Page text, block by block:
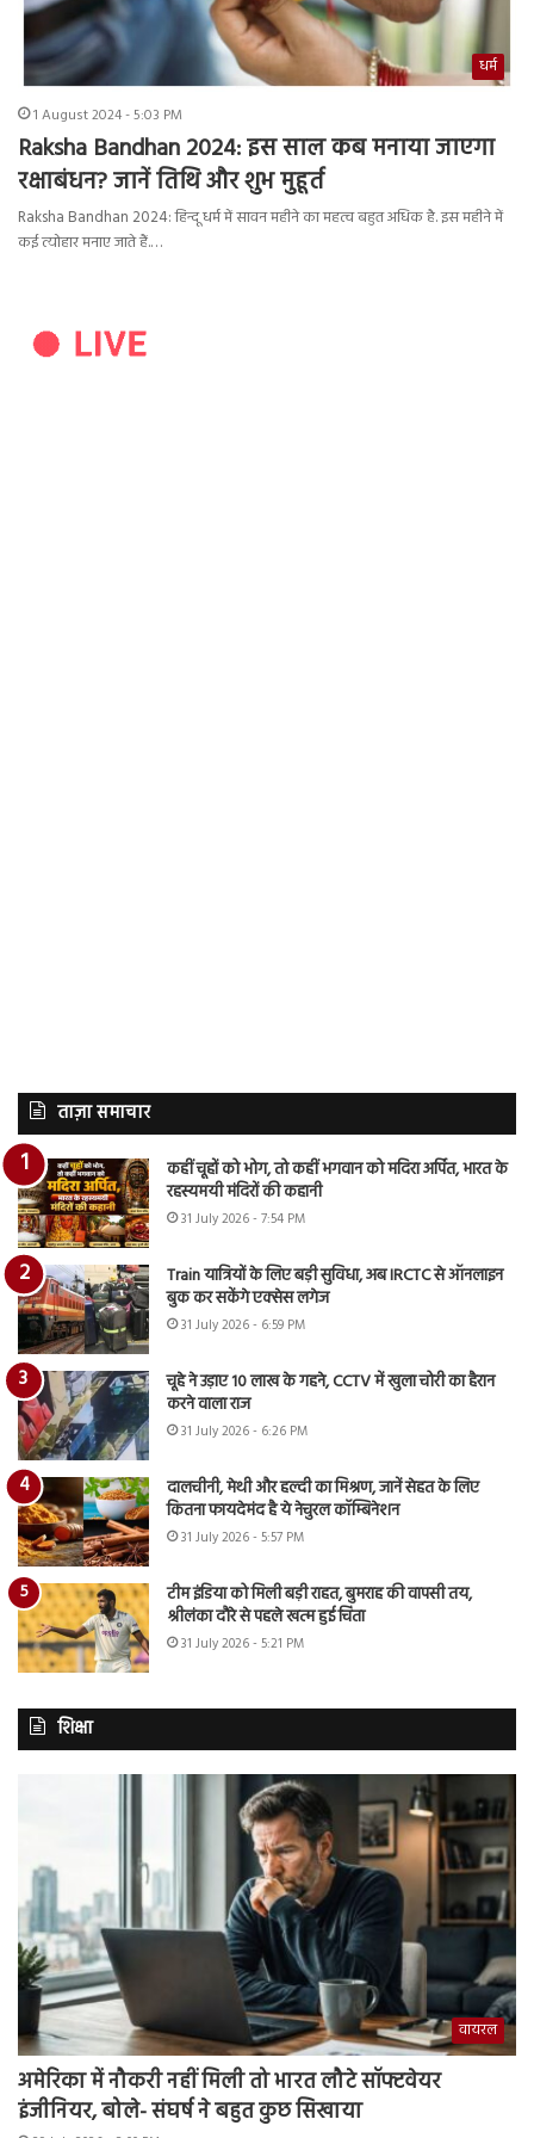
धर्म
1 August 2024 - 5:03 PM
Raksha Bandhan 2024: इस साल कब मनाया जाएगा
रक्षाबंधन? जानें तिथि और शुभ मुहूर्त
Raksha Bandhan 2024: हिन्दू धर्म में सावन महीने का महत्व बहुत अधिक है. इस महीने में
कई त्योहार मनाए जाते हैं.…
ताज़ा समाचार
कहीं चूहों को भोग, तो कहीं भगवान को मदिरा अर्पित, भारत के
रहस्यमयी मंदिरों की कहानी
31 July 2026 - 7:54 PM
Train यात्रियों के लिए बड़ी सुविधा, अब IRCTC से ऑनलाइन
बुक कर सकेंगे एक्सेस लगेज
31 July 2026 - 6:59 PM
चूहे ने उड़ाए 10 लाख के गहने, CCTV में खुला चोरी का हैरान
करने वाला राज
31 July 2026 - 6:26 PM
दालचीनी, मेथी और हल्दी का मिश्रण, जानें सेहत के लिए
कितना फायदेमंद है ये नेचुरल कॉम्बिनेशन
31 July 2026 - 5:57 PM
टीम इंडिया को मिली बड़ी राहत, बुमराह की वापसी तय,
श्रीलंका दौरे से पहले खत्म हुई चिंता
31 July 2026 - 5:21 PM
शिक्षा
वायरल
अमेरिका में नौकरी नहीं मिली तो भारत लौटे सॉफ्टवेयर
इंजीनियर, बोले- संघर्ष ने बहुत कुछ सिखाया